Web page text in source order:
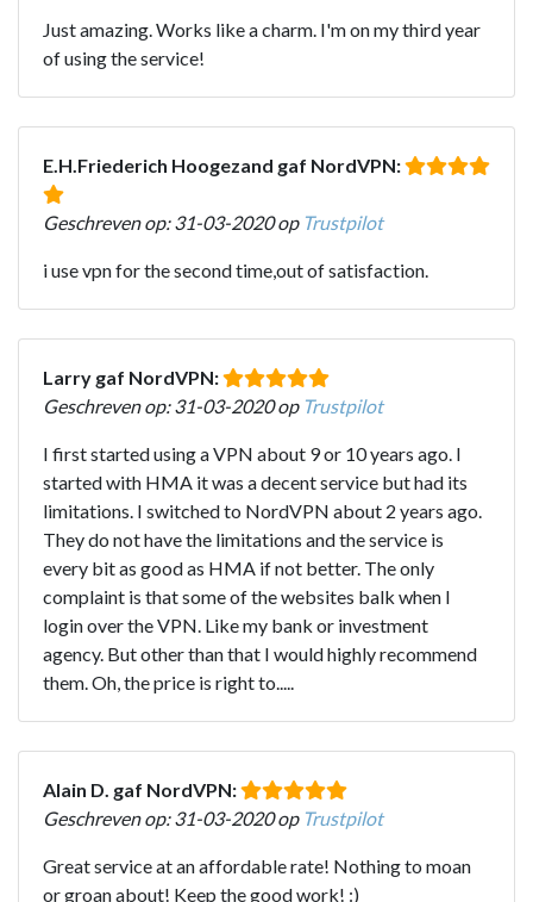
Just amazing. Works like a charm. I'm on my third year
of using the service!
E.H.Friederich Hoogezand gaf NordVPN:
Geschreven op: 31-03-2020 op Trustpilot
i use vpn for the second time,out of satisfaction.
Larry gaf NordVPN:
Geschreven op: 31-03-2020 op Trustpilot
I first started using a VPN about 9 or 10 years ago. I
started with HMA it was a decent service but had its
limitations. I switched to NordVPN about 2 years ago.
They do not have the limitations and the service is
every bit as good as HMA if not better. The only
complaint is that some of the websites balk when I
login over the VPN. Like my bank or investment
agency. But other than that I would highly recommend
them. Oh, the price is right to.....
Alain D. gaf NordVPN:
Geschreven op: 31-03-2020 op Trustpilot
Great service at an affordable rate! Nothing to moan
or groan about! Keep the good work! :)